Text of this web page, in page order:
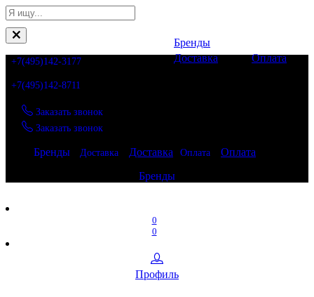
+7(495)142-3177
+7(495)142-8711
Заказать звонок
Заказать звонок
Бренды Доставка Доставка Оплата
Оплата
Бренды
Бренды
Доставка
Оплата
0
0
Профиль